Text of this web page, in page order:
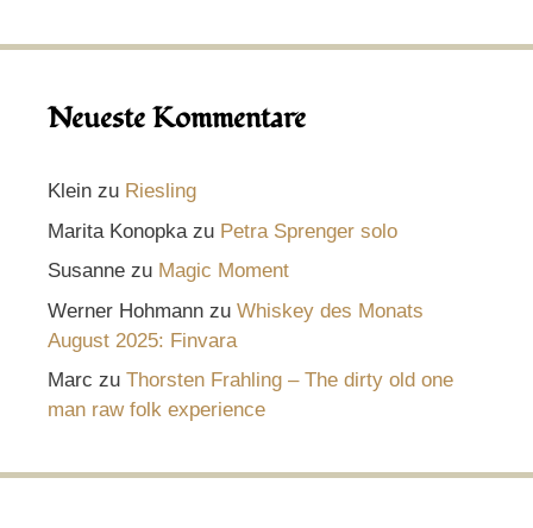
Neueste Kommentare
Klein zu Riesling
Marita Konopka zu Petra Sprenger solo
Susanne zu Magic Moment
Werner Hohmann zu Whiskey des Monats
August 2025: Finvara
Marc zu Thorsten Frahling – The dirty old one
man raw folk experience